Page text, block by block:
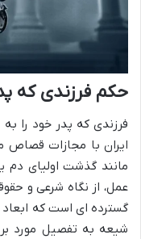
حکم فرزندی که
فرزندی که پدر خود را
ایران با مجازات قصاص
مانند گذشت اولیای دم
عمل، از نگاه شرعی و
گسترده ای است که
شیعه به تفصیل مورد